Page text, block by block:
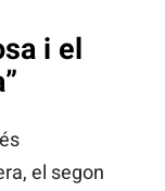
i el
el segon